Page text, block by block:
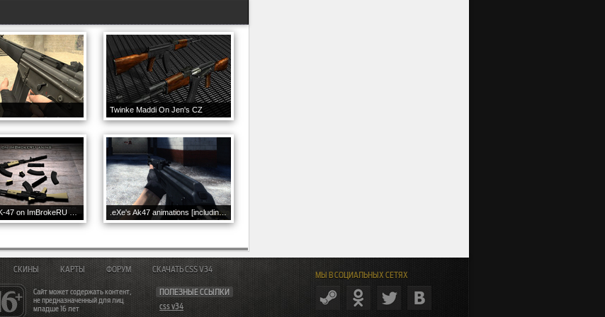
Twinke Maddi On Jen's CZ
Silenced AK-47 on ImBrokeRU anims .eXe's Ak47 animations [including draw2]
МЫ В СОЦИАЛЬНЫХ СЕТЯХ
Сайт может содержать контент,
не предназначенный для лиц
младше 16 лет
ПОЛЕЗНЫЕ ССЫЛКИ
css v34
СКИНЫ КАРТЫ ФОРУМ СКАЧАТЬ CSS V34